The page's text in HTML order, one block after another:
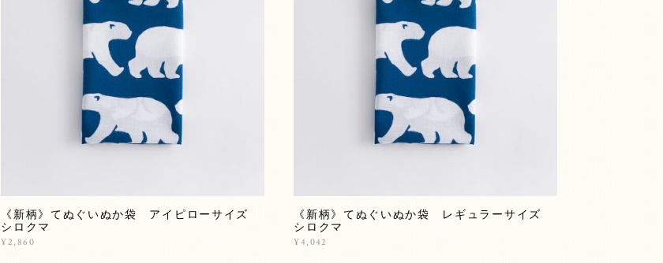
《新柄》てぬぐいぬか袋 アイピローサイズ
シロクマ
¥2,860
《新柄》てぬぐいぬか袋 レギュラーサイズ
シロクマ
¥4,042